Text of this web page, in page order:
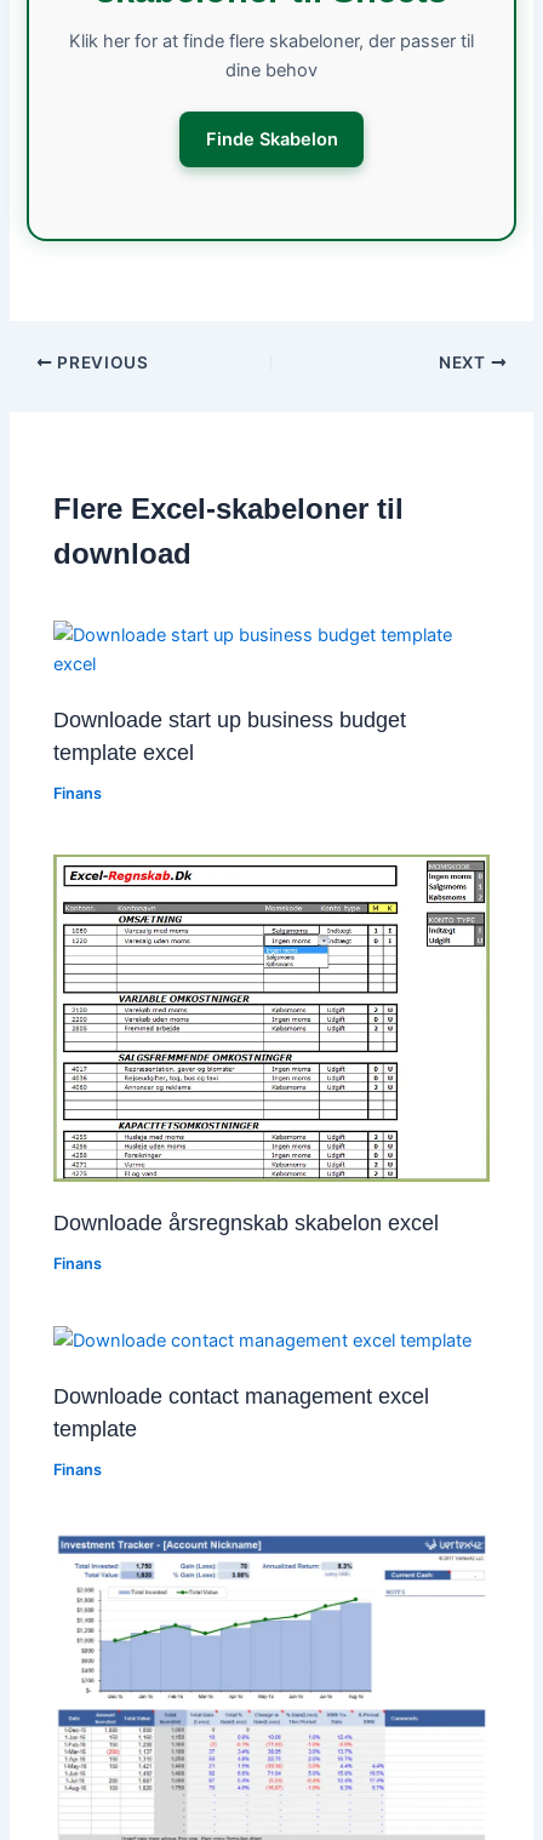
Klik her for at finde flere skabeloner, der passer til
dine behov
Finde Skabelon
PREVIOUS NEXT
Flere Excel-skabeloner til
download
Downloade start up business budget
template excel
Finans
Downloade årsregnskab skabelon excel
Finans
Downloade contact management excel
template
Finans